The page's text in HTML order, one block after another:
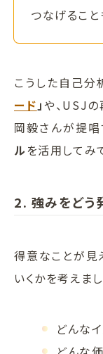
つなげること
こうした自己分
ード 」や、USJ
岡毅さんが提唱
ル を活用してみ
2. 強みをどう
得意なことが見
いくかを考えまし
どんな